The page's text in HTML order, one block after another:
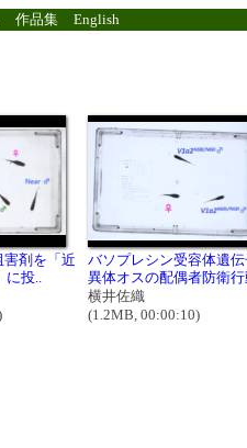
作品集 English
剤を「近
投..
バソプレシン受容体遺
異体オスの配偶者防衛
横井佐織
(1.2MB, 00:00:10)